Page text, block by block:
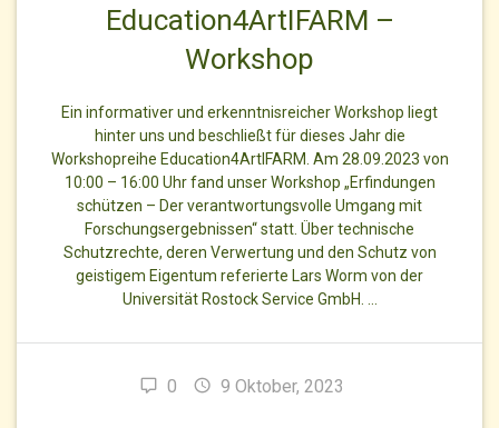
Education4ArtIFARM –
Workshop
Ein informativer und erkenntnisreicher Workshop liegt
hinter uns und beschließt für dieses Jahr die
Workshopreihe Education4ArtIFARM. Am 28.09.2023 von
10:00 – 16:00 Uhr fand unser Workshop „Erfindungen
schützen – Der verantwortungsvolle Umgang mit
Forschungsergebnissen“ statt. Über technische
Schutzrechte, deren Verwertung und den Schutz von
geistigem Eigentum referierte Lars Worm von der
Universität Rostock Service GmbH. …
0 9 Oktober, 2023